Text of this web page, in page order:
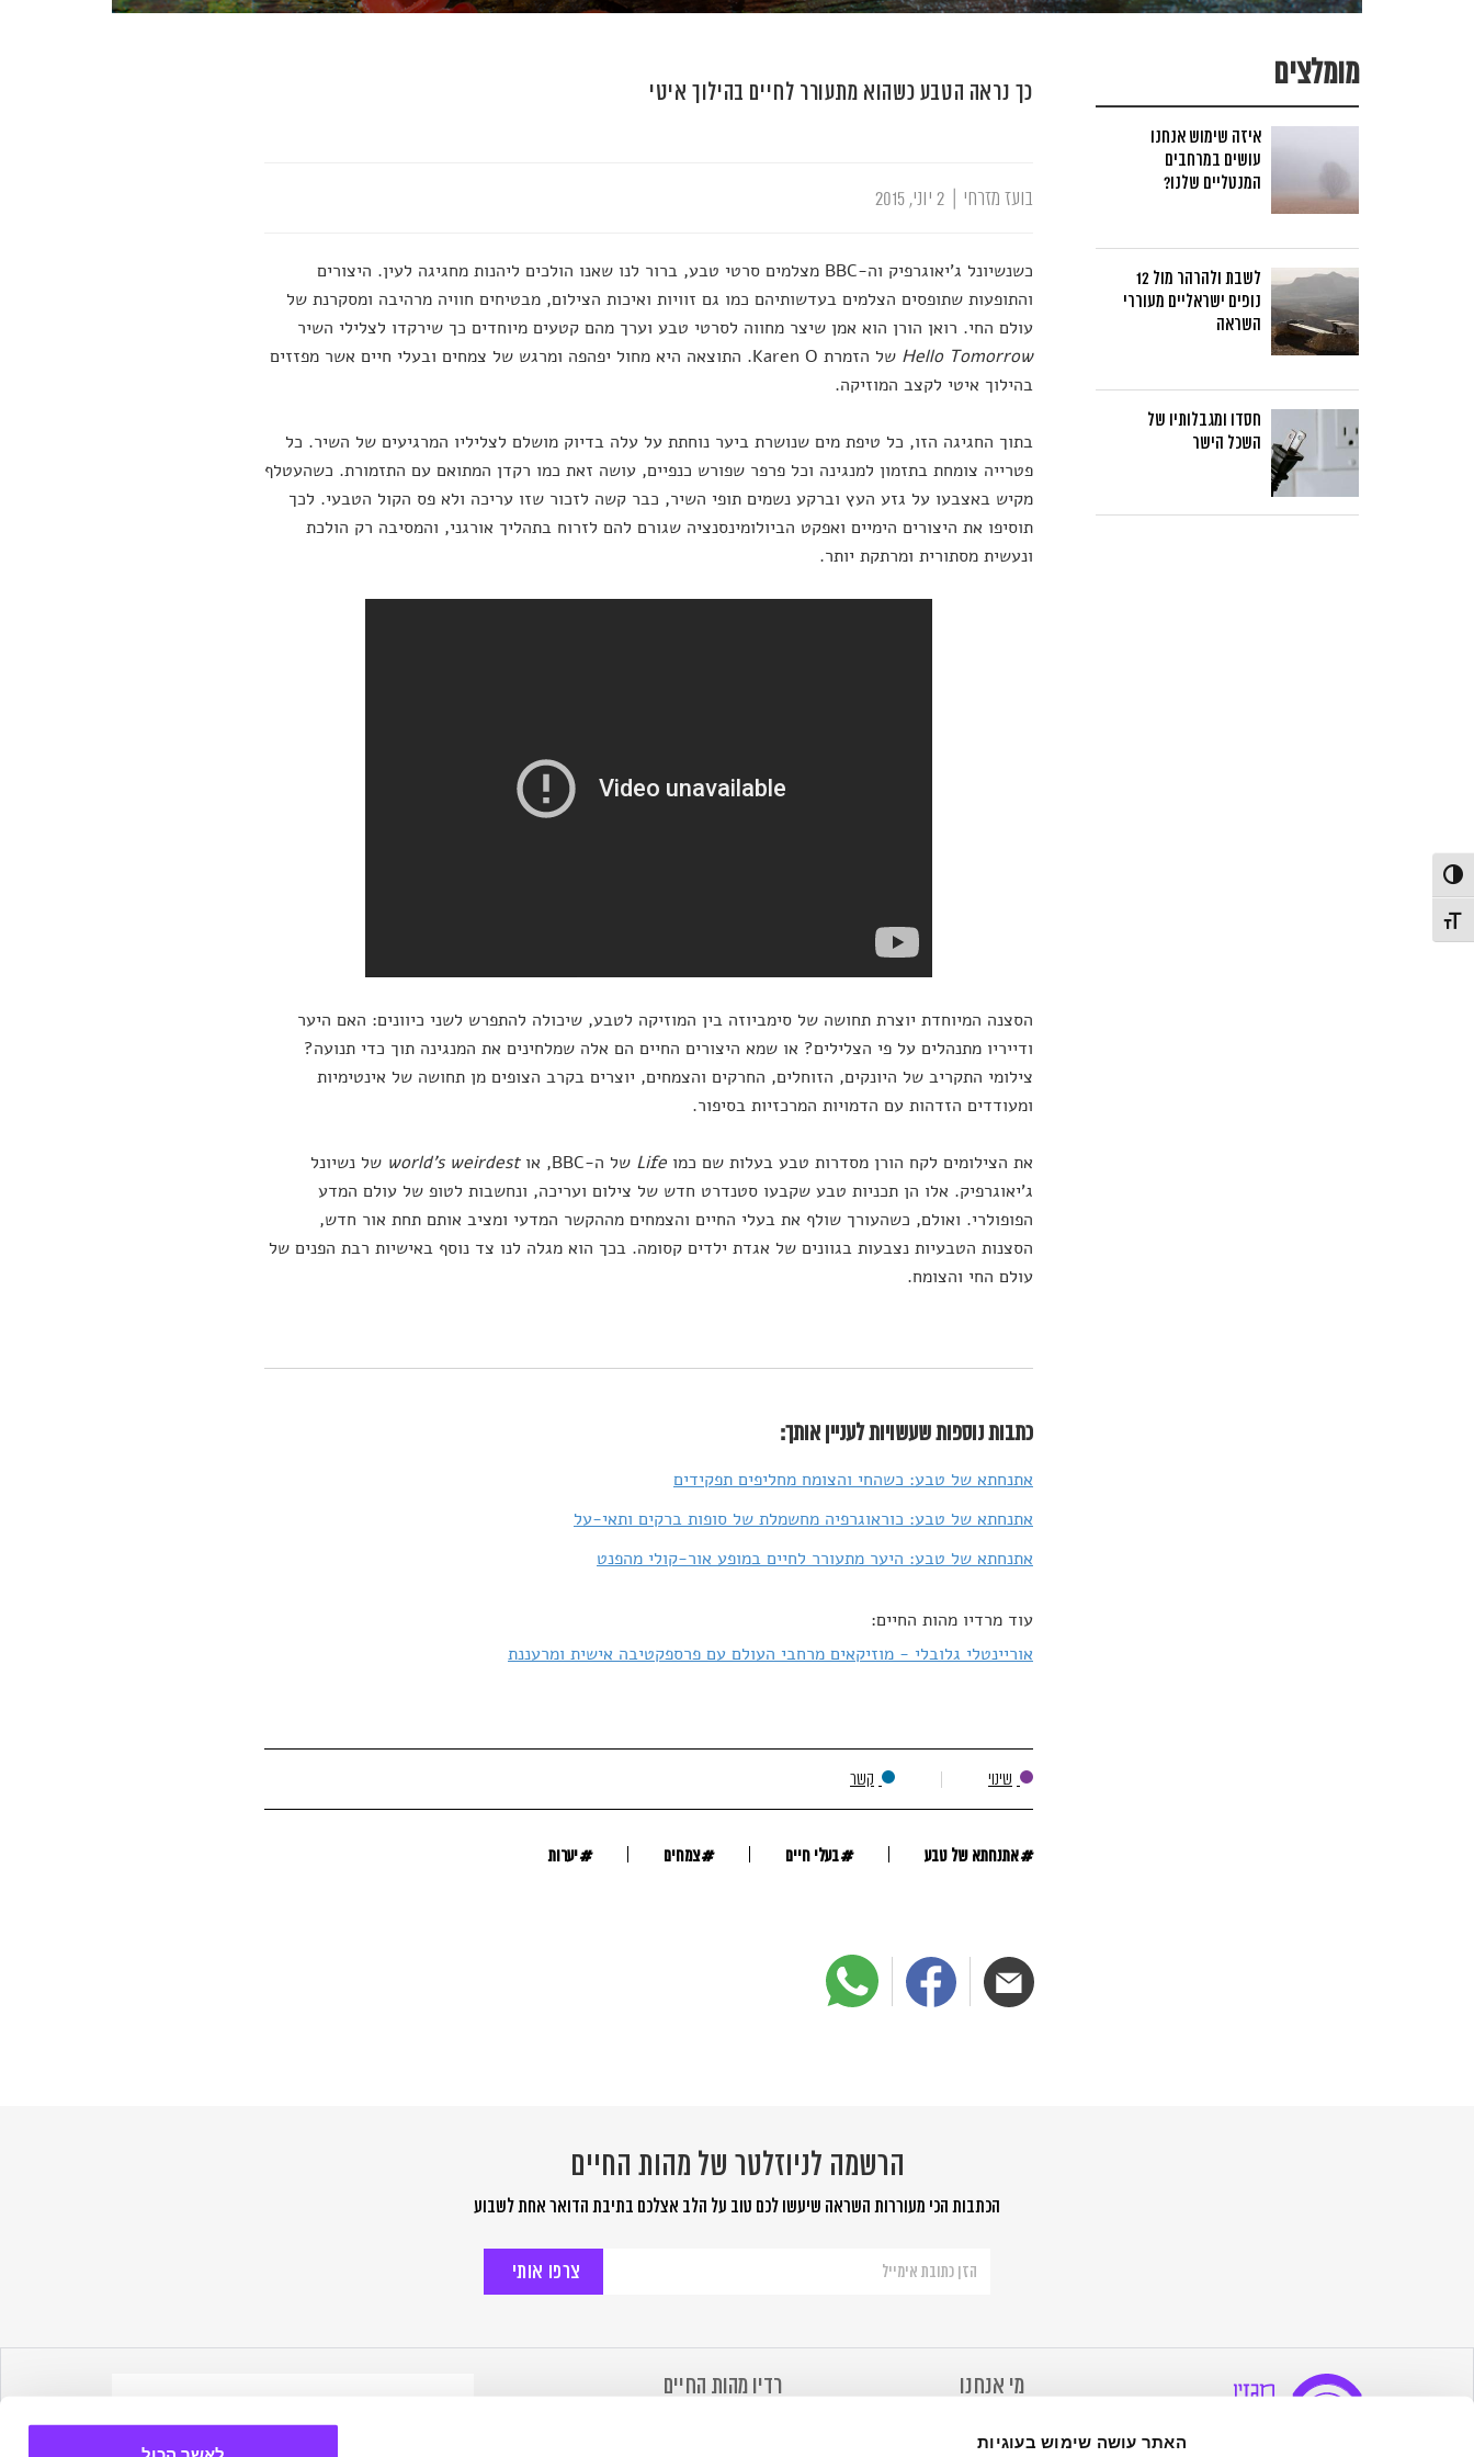
האתר עושה שימוש בעוגיות
הפעל/כבה ניגודיות גבוהה
מתג גודל גופן
כך נראה הטבע כשהוא מתעורר לחיים בהילוך איטי
בועז מזרחי
כשנשיונל ג'יאוגרפיק וה-BBC מצלמים סרטי טבע, ברור לנו שאנו הולכים ליהנות מחגיגה לעין. היצורים
והתופעות שתופסים הצלמים בעדשותיהם כמו גם זוויות ואיכות הצילום, מבטיחים חוויה מרהיבה ומסקרנת של
עולם החי. רואן הורן הוא אמן שיצר מחווה לסרטי טבע וערך מהם קטעים מיוחדים כך שירקדו לצלילי השיר
Hello Tomorrow
של הזמרת Karen O. התוצאה היא מחול יפהפה ומרגש של צמחים ובעלי חיים אשר מפזזים
בהילוך איטי לקצב המוזיקה.
בתוך החגיגה הזו, כל טיפת מים שנושרת ביער נוחתת על עלה בדיוק מושלם לצליליו המרגיעים של השיר. כל
פטרייה צומחת בתזמון למנגינה וכל פרפר שפורש כנפיים, עושה זאת כמו רקדן המתואם עם התזמורת. כשהעטלף
מקיש באצבעו על גזע העץ וברקע נשמים תופי השיר, כבר קשה לזכור שזו עריכה ולא פס הקול הטבעי. לכך
תוסיפו את היצורים הימיים ואפקט הביולומינסנציה שגורם להם לזרוח בתהליך אורגני, והמסיבה רק הולכת
ונעשית מסתורית ומרתקת יותר.
הסצנה המיוחדת יוצרת תחושה של סימביוזה בין המוזיקה לטבע, שיכולה להתפרש לשני כיוונים: האם היער
ודייריו מתנהלים על פי הצלילים? או שמא היצורים החיים הם אלה שמלחינים את המנגינה תוך כדי תנועה?
צילומי התקריב של היונקים, הזוחלים, החרקים והצמחים, יוצרים בקרב הצופים מן תחושה של אינטימיות
ומעודדים הזדהות עם הדמויות המרכזיות בסיפור.
את הצילומים לקח הורן מסדרות טבע בעלות שם כמו Life של ה-BBC, או world's weirdest של נשיונל
ג'יאוגרפיק. אלו הן תכניות טבע שקבעו סטנדרט חדש של צילום ועריכה, ונחשבות לטופ של עולם המדע
הפופולרי. ואולם, כשהעורך שולף את בעלי החיים והצמחים מההקשר המדעי ומציב אותם תחת אור חדש,
הסצנות הטבעיות נצבעות בגוונים של אגדת ילדים קסומה. בכך הוא מגלה לנו צד נוסף באישיות רבת הפנים של
עולם החי והצומח.
כתבות נוספות שעשויות לעניין אותך:
אתנחתא של טבע: כשהחי והצומח מחליפים תפקידים
אתנחתא של טבע: כוראוגרפיה מחשמלת של סופות ברקים ותאי-על
אתנחתא של טבע: היער מתעורר לחיים במופע אור-קולי מהפנט
עוד מרדיו מהות החיים:
אוריינטלי גלובלי - מוזיקאים מרחבי העולם עם פרספקטיבה אישית ומרעננת
שינוי קשר
#אתנחתא של טבע #בעלי חיים #צמחים #יערות
מומלצים
איזה שימוש אנחנו
עושים במרחבים
המנטליים שלנו?
לשבת ולהרהר מול 12
נופים ישראליים מעוררי
השראה
חסדו ומגבלותיו של
השכל הישר
הרשמה לניוזלטר של מהות החיים
הכתבות הכי מעוררות השראה שיעשו לכם טוב על הלב אצלכם בתיבת הדואר אחת לשבוע
לניוזלטר
מי אנחנו
אודות מהות החיים
רדיו מהות החיים